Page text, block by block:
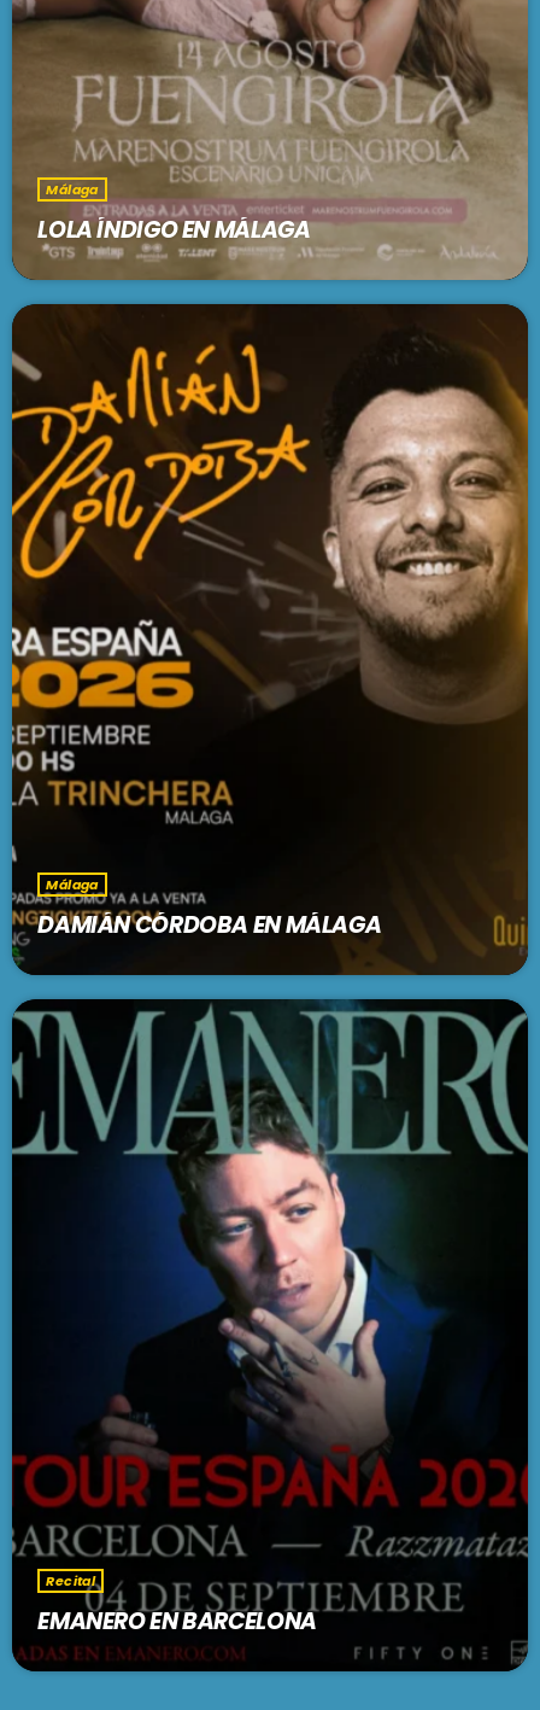
MAR REVUELTO
5:00 pm - 7:00 pm
Málaga
LOLA ÍNDIGO EN MÁLAGA
Málaga
DAMIÁN CÓRDOBA EN MÁLAGA
Recital
EMANERO EN BARCELONA